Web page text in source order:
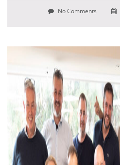
No Comments